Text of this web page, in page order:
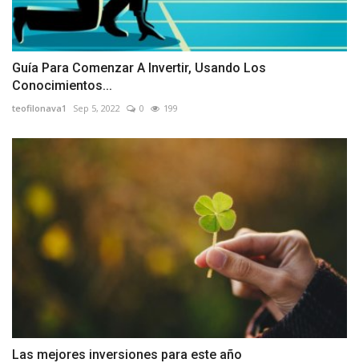
Guía Para Comenzar A Invertir, Usando Los
Conocimientos...
teofilonava1 Sep 5, 2022 0 199
Las mejores inversiones para este año